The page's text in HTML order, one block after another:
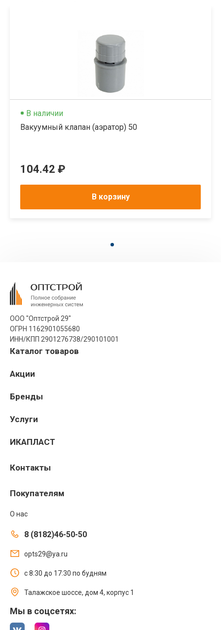
В наличии
Вакуумный клапан (аэратор) 50
104.42 ₽
В корзину
ООО "Оптстрой 29"
ОГРН 1162901055680
ИНН/КПП 2901276738/290101001
Каталог товаров
Акции
Бренды
Услуги
ИКАПЛАСТ
Контакты
Покупателям
О нас
8 (8182)46-50-50
opts29@ya.ru
с 8:30 до 17:30 по будням
Талажское шоссе, дом 4, корпус 1
Мы в соцсетях: